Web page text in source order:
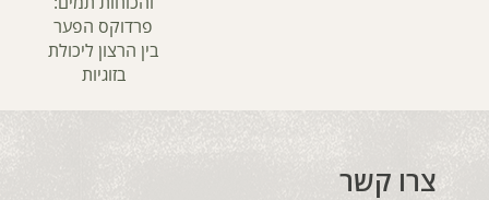
פרדוקס הפער
בין הרצון ליכולת
בזוגיות
צרו קשר